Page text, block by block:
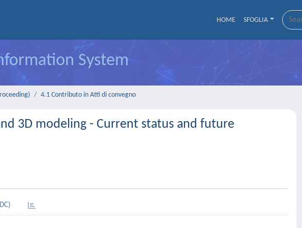
HOME SFOGLIA
System
4.1 Contributo in Atti di convegno
3D modeling - Current status and future